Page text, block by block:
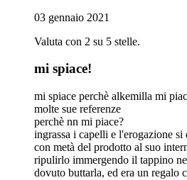
03 gennaio 2021
Valuta con 2 su 5 stelle.
mi spiace!
mi spiace perchè alkemilla mi
molte sue referenze
perchè nn mi piace?
ingrassa i capelli e l'erogazione
con metà del prodotto al suo
ripulirlo immergendo il tappino
dovuto buttarla, ed era un regalo